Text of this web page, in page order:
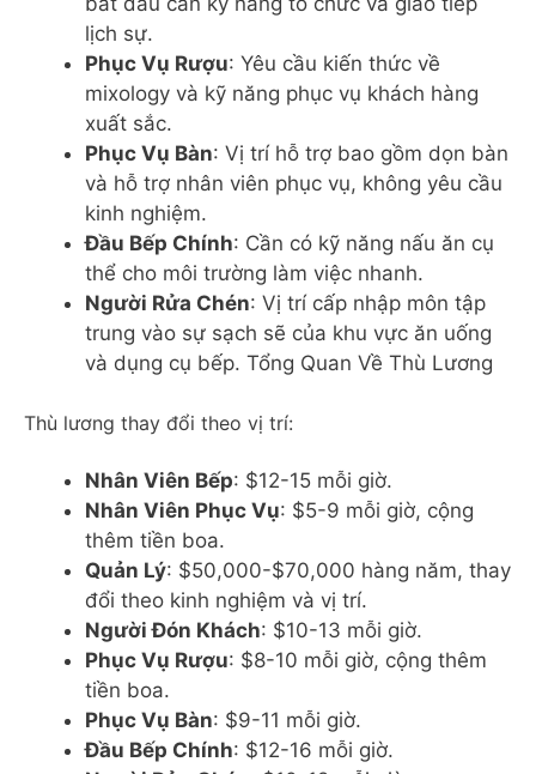
lịch sự.
Phục Vụ Rượu: Yêu cầu kiến thức về
mixology và kỹ năng phục vụ khách hàng
xuất sắc.
Phục Vụ Bàn: Vị trí hỗ trợ bao gồm dọn bàn
và hỗ trợ nhân viên phục vụ, không yêu cầu
kinh nghiệm.
Đầu Bếp Chính: Cần có kỹ năng nấu ăn cụ
thể cho môi trường làm việc nhanh.
Người Rửa Chén: Vị trí cấp nhập môn tập
trung vào sự sạch sẽ của khu vực ăn uống
và dụng cụ bếp. Tổng Quan Về Thù Lương
Thù lương thay đổi theo vị trí:
Nhân Viên Bếp: $12-15 mỗi giờ.
Nhân Viên Phục Vụ: $5-9 mỗi giờ, cộng
thêm tiền boa.
Quản Lý: $50,000-$70,000 hàng năm, thay
đổi theo kinh nghiệm và vị trí.
Người Đón Khách: $10-13 mỗi giờ.
Phục Vụ Rượu: $8-10 mỗi giờ, cộng thêm
tiền boa.
Phục Vụ Bàn: $9-11 mỗi giờ.
Đầu Bếp Chính: $12-16 mỗi giờ.